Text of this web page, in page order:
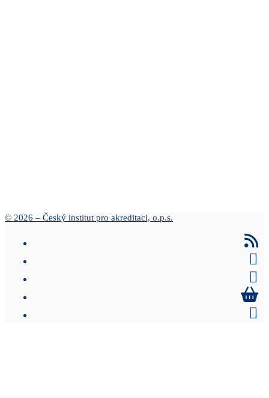
© 2026 – Český institut pro akreditaci, o.p.s.